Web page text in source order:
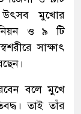
উৎসব মুখোর
ও ৯ টি
সাক্ষাৎ
বলে মুখে
তাই তাঁর